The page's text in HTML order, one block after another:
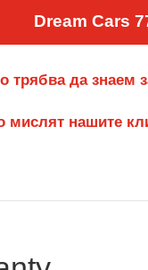
Dream Cars
трябва да знаем
мислят нашите